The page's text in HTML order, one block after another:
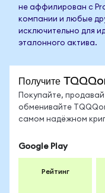
не аффилирован с
компании и любые
исключительно для
эталонного актива.
Получите
Покупайте,
обменивайте
самом надёжном
Google Play
Рейтинг